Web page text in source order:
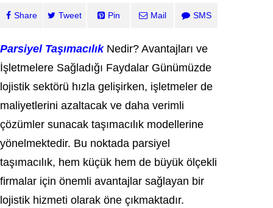
Share Tweet Pin Mail SMS
Parsiyel Taşımacılık Nedir? Avantajları ve
İşletmelere Sağladığı Faydalar Günümüzde
lojistik sektörü hızla gelişirken, işletmeler de
maliyetlerini azaltacak ve daha verimli
çözümler sunacak taşımacılık modellerine
yönelmektedir. Bu noktada parsiyel
taşımacılık, hem küçük hem de büyük ölçekli
firmalar için önemli avantajlar sağlayan bir
lojistik hizmeti olarak öne çıkmaktadır.